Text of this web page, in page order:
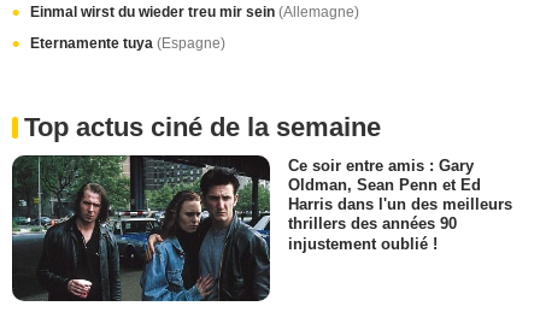
Einmal wirst du wieder treu mir sein (Allemagne)
Eternamente tuya (Espagne)
Top actus ciné de la semaine
Ce soir entre amis : Gary
Oldman, Sean Penn et Ed
Harris dans l'un des meilleurs
thrillers des années 90
injustement oublié !